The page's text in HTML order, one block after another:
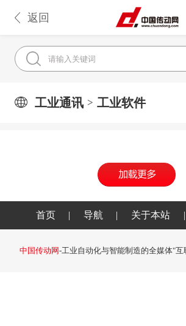
返回
工业通讯 > 工业软件
首页 | 导航 | 关于本站 |
中国传动网-工业自动化与智能制造的全媒体"